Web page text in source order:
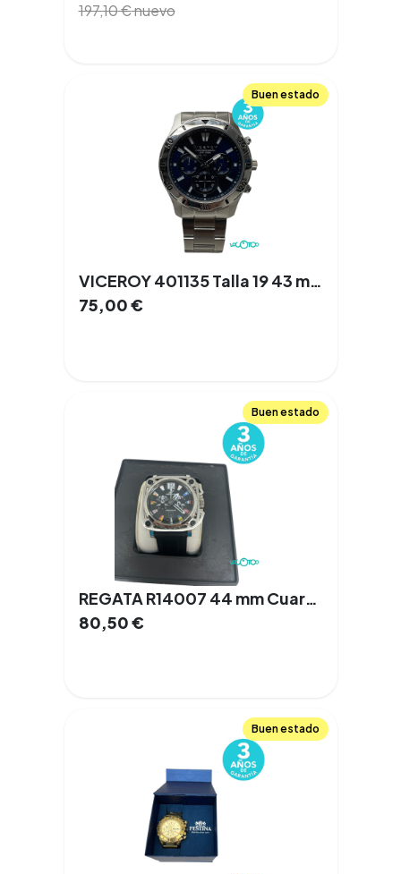
197,10€nuevo
Buen estado
VICEROY 401135 Talla 19 43 mm Cuarzo Acero
75,00€
Buen estado
REGATA R14007 44 mm Cuarzo
80,50€
Buen estado